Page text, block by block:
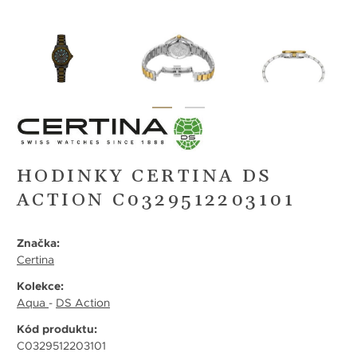
HODINKY CERTINA DS
ACTION C0329512203101
Značka:
Certina
Kolekce:
Aqua - DS Action
Kód produktu:
C0329512203101